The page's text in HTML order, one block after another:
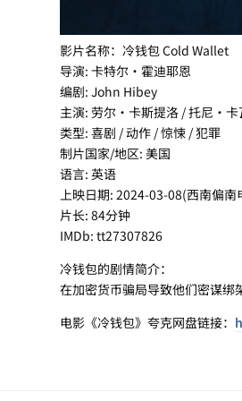
影片名称：冷钱包 Cold Wallet
导演: 卡特尔·霍迪耶恩
编剧: John Hibey
主演: 劳尔·卡斯提洛 / 托尼·
类型: 喜剧 / 动作 / 惊悚 / 犯罪
制片国家/地区: 美国
语言: 英语
上映日期: 2024-03-08(西南偏南
片长: 84分钟
IMDb: tt27307826
冷钱包的剧情简介：
在加密货币骗局导致他们密谋
电影《冷钱包》夸克网盘链接：